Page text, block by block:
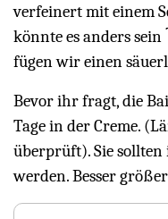
verfeinert mit einem
könnte es anders sein ߘࠚur Auflockerung der Süße
fügen wir einen
Bevor ihr fragt, die
Tage in der Creme.
überprüft). Sie sollten
werden. Besser